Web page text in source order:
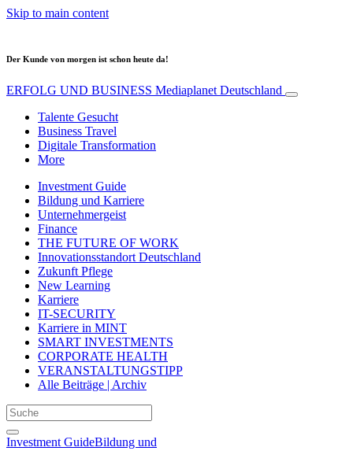
Skip to main content
Der Kunde von morgen ist schon heute da!
ERFOLG UND BUSINESS Mediaplanet Deutschland
Talente Gesucht
Business Travel
Digitale Transformation
More
Investment Guide
Bildung und Karriere
Unternehmergeist
Finance
THE FUTURE OF WORK
Innovationsstandort Deutschland
Zukunft Pflege
New Learning
Karriere
IT-SECURITY
Karriere in MINT
SMART INVESTMENTS
CORPORATE HEALTH
VERANSTALTUNGSTIPP
Alle Beiträge | Archiv
Investment GuideBildung und